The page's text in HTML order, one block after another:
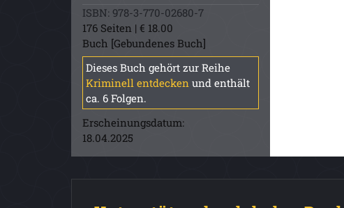
ISBN: 978-3-770-02680-7
176 Seiten | € 18.00
Buch [Gebundenes Buch]
Dieses Buch gehört zur Reihe
Kriminell entdecken und enthält
ca. 6 Folgen.
Erscheinungsdatum:
18.04.2025